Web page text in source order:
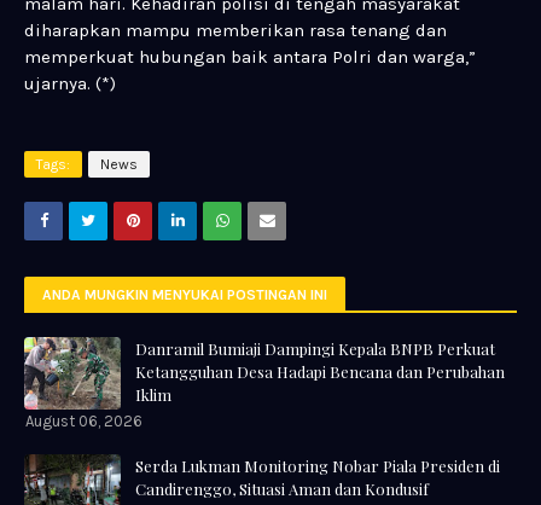
diharapkan mampu memberikan rasa tenang dan
memperkuat hubungan baik antara Polri dan warga,”
ujarnya. (*)
Tags: News
ANDA MUNGKIN MENYUKAI POSTINGAN INI
Danramil Bumiaji Dampingi Kepala BNPB Perkuat
Ketangguhan Desa Hadapi Bencana dan Perubahan
Iklim
August 06, 2026
Serda Lukman Monitoring Nobar Piala Presiden di
Candirenggo, Situasi Aman dan Kondusif